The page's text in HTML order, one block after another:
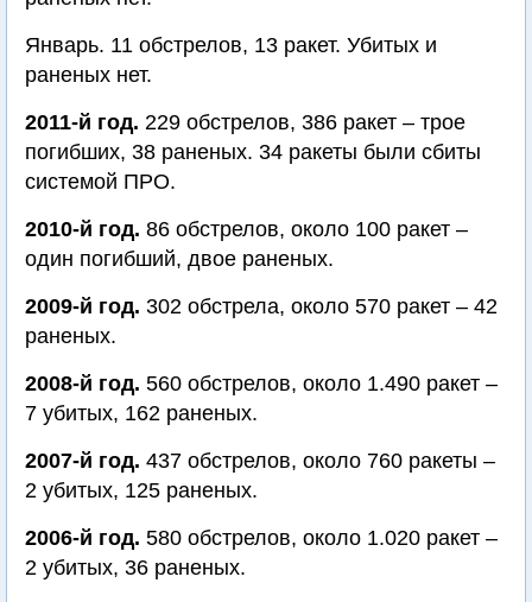
Январь. 11 обстрелов, 13 ракет. Убитых и
раненых нет.
2011-й год. 229 обстрелов, 386 ракет – трое
погибших, 38 раненых. 34 ракеты были сбиты
системой ПРО.
2010-й год. 86 обстрелов, около 100 ракет –
один погибший, двое раненых.
2009-й год. 302 обстрела, около 570 ракет – 42
раненых.
2008-й год. 560 обстрелов, около 1.490 ракет –
7 убитых, 162 раненых.
2007-й год. 437 обстрелов, около 760 ракеты –
2 убитых, 125 раненых.
2006-й год. 580 обстрелов, около 1.020 ракет –
2 убитых, 36 раненых.